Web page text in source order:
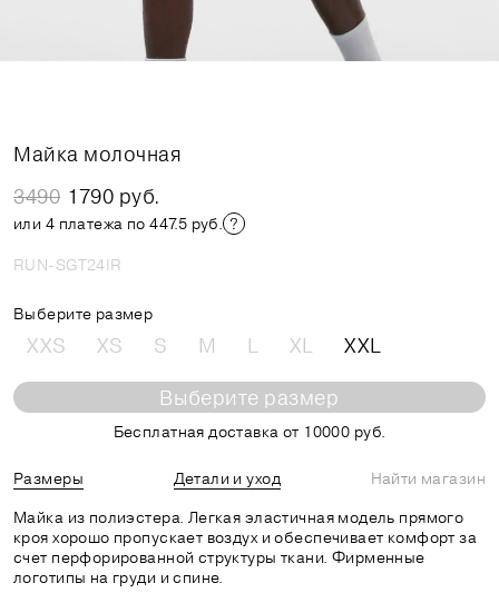
Майка молочная
3490 1790 руб.
или 4 платежа по 447.5 руб.
RUN-SGT24IR
Выберите размер
XXS XS S M L XL XXL
Выберите размер
Бесплатная доставка от 10000 руб.
Размеры Детали и уход
Найти магазин
Майка из полиэстера. Легкая эластичная модель прямого
кроя хорошо пропускает воздух и обеспечивает комфорт за
счет перфорированной структуры ткани. Фирменные
логотипы на груди и спине.